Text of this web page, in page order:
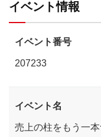
イベント情報
イベント番号
207233
イベント名
売上の柱をもう一